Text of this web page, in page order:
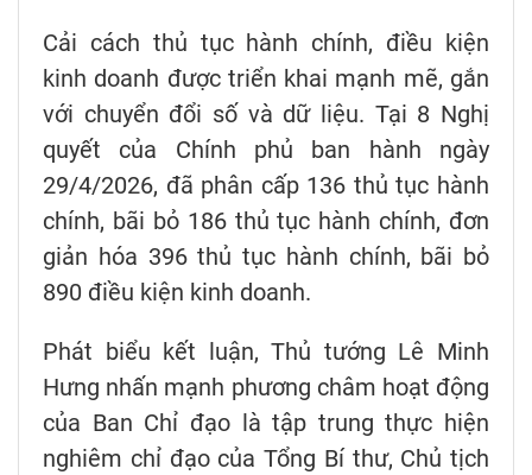
Cải cách thủ tục hành chính, điều kiện
kinh doanh được triển khai mạnh mẽ, gắn
với chuyển đổi số và dữ liệu. Tại 8 Nghị
quyết của Chính phủ ban hành ngày
29/4/2026, đã phân cấp 136 thủ tục hành
chính, bãi bỏ 186 thủ tục hành chính, đơn
giản hóa 396 thủ tục hành chính, bãi bỏ
890 điều kiện kinh doanh.
Phát biểu kết luận, Thủ tướng Lê Minh
Hưng nhấn mạnh phương châm hoạt động
của Ban Chỉ đạo là tập trung thực hiện
nghiêm chỉ đạo của Tổng Bí thư, Chủ tịch